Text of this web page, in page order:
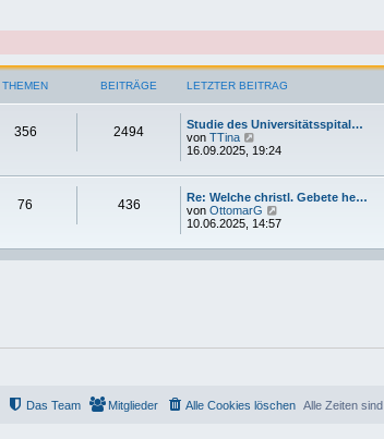
THEMEN BEITRÄGE LETZTER BEITRAG
356 2494
Studie des Universitätsspital…
von TTina
e
e
t
e
r
e
16.09.2025, 19:24
76 436
Re: Welche christl. Gebete he…
von OttomarG
e
e
s
t
10.06.2025, 14:57
Alle Zeiten sind
Alle Cookies löschen
Mitglieder
Das Team